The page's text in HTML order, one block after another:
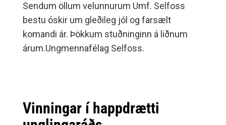
Sendum öllum velunnurum Umf. Selfoss
bestu óskir um gleðileg jól og farsælt
komandi ár. Þökkum stuðninginn á liðnum
árum.Ungmennafélag Selfoss.
Vinningar í happdrætti